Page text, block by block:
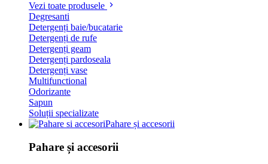
Vezi toate produsele
Degresanti
Detergenți baie/bucatarie
Detergenți de rufe
Detergenți geam
Detergenți pardoseala
Detergenți vase
Multifunctional
Odorizante
Sapun
Soluții specializate
Pahare și accesorii
Pahare și accesorii